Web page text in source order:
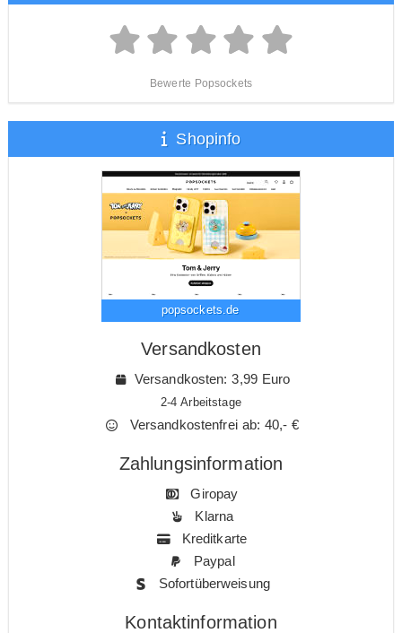
Bewerte Popsockets
Shopinfo
popsockets.de
Versandkosten
Versandkosten: 3,99 Euro
2-4 Arbeitstage
Versandkostenfrei ab: 40,- €
Zahlungsinformation
Giropay
Klarna
Kreditkarte
Paypal
Sofortüberweisung
Kontaktinformation